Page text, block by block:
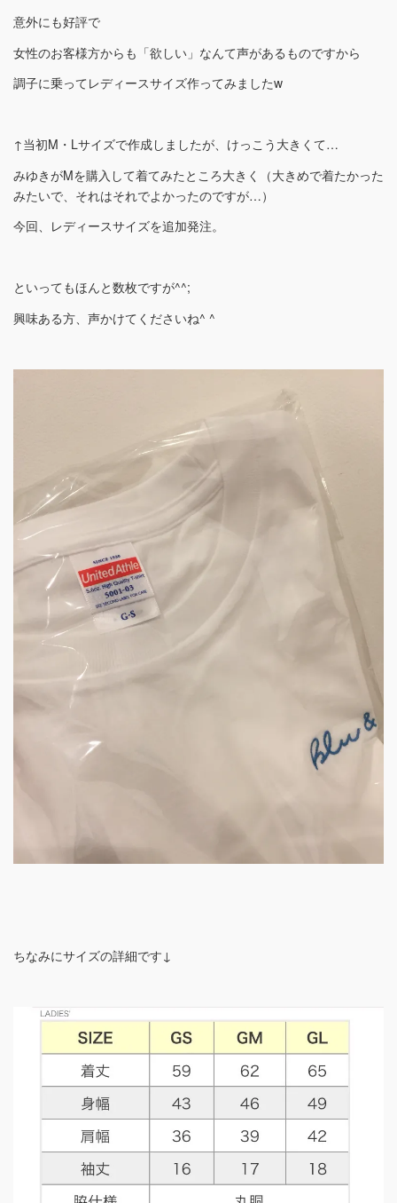
意外にも好評で
女性のお客様方からも「欲しい」なんて声があるものですから
調子に乗ってレディースサイズ作ってみましたw
↑当初M・Lサイズで作成しましたが、けっこう大きくて…
みゆきがMを購入して着てみたところ大きく（大きめで着たかった
みたいで、それはそれでよかったのですが…）
今回、レディースサイズを追加発注。
といってもほんと数枚ですが^^;
興味ある方、声かけてくださいね^ ^
ちなみにサイズの詳細です↓